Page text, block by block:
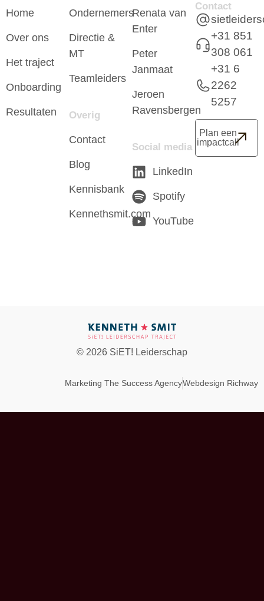
Home
Over ons
Het traject
Onboarding
Resultaten
Ondernemers
Directie &
MT
Teamleiders
Overig
Contact
Blog
Kennisbank
Kennethsmit.com
Renata van
Enter
Peter
Janmaat
Jeroen
Ravensbergen
Social media
LinkedIn
Spotify
YouTube
Contact
+31 851
308 061
+31 6
2262
5257
Plan een
impactcall
© 2026 SiET! Leiderschap
Marketing The Success AgencyWebdesign Richway